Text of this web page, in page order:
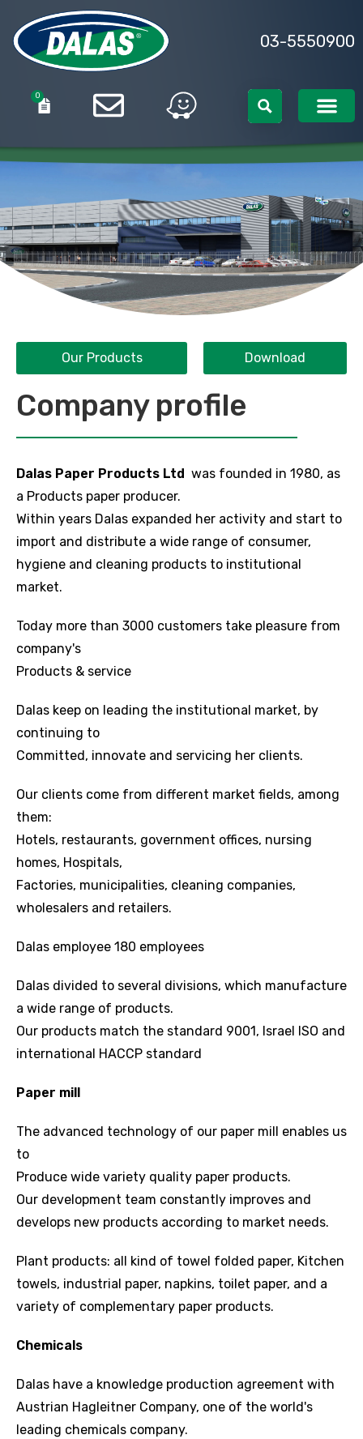
03-5550900
0
Download
Our Products
Company profile
Dalas Paper Products Ltd was founded in 1980, as
a Products paper producer.
Within years Dalas expanded her activity and start to
import and distribute a wide range of consumer,
hygiene and cleaning products to institutional
market.
Today more than 3000 customers take pleasure from
company's
Products & service
Dalas keep on leading the institutional market, by
continuing to
Committed, innovate and servicing her clients.
Our clients come from different market fields, among
them:
Hotels, restaurants, government offices, nursing
homes, Hospitals,
Factories, municipalities, cleaning companies,
wholesalers and retailers.
Dalas employee 180 employees
Dalas divided to several divisions, which manufacture
a wide range of products.
Our products match the standard 9001, Israel ISO and
international HACCP standard
Paper mill
The advanced technology of our paper mill enables us
to
Produce wide variety quality paper products.
Our development team constantly improves and
develops new products according to market needs.
Plant products: all kind of towel folded paper, Kitchen
towels, industrial paper, napkins, toilet paper, and a
variety of complementary paper products.
Chemicals
Dalas have a knowledge production agreement with
Austrian Hagleitner Company, one of the world's
leading chemicals company.